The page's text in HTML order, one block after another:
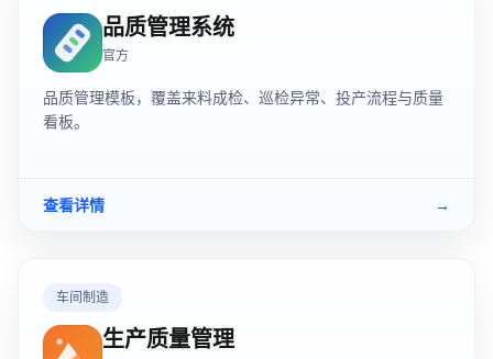
品质管理系统
官方
品质管理模板，覆盖来料成检、巡检异常、投产流程与质量
看板。
查看详情 →
车间制造
生产质量管理